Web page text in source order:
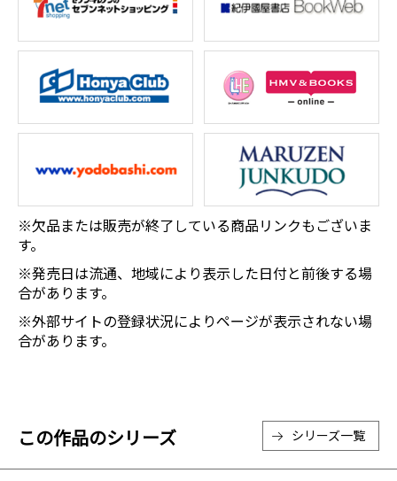
※欠品または販売が終了している商品リンクもございま
す。
※発売日は流通、地域により表示した日付と前後する場
合があります。
※外部サイトの登録状況によりページが表示されない場
合があります。
この作品のシリーズ シリーズ一覧